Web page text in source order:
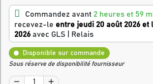
Commandez avant 2 heures et 59
recevez-le entre jeudi 20 août 2026 et
2026 avec GLS | Relais
Disponible sur commande
Sous réserve de disponibilité fournisseur